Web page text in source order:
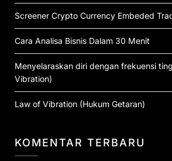
Screener Crypto Currency Embeded
Cara Analisa Bisnis Dalam 30 Menit
Menyelaraskan diri dengan frekuensi
Vibration)
Law of Vibration (Hukum Getaran)
KOMENTAR TERBARU